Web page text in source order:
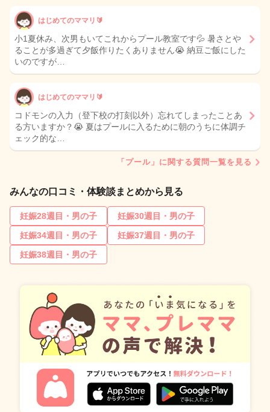
はじめてのママリ🔰
小1夏休み、次男もいてこれからプール教室です💦 暑さとや
ることが多過ぎて夕飯作りたくありません😭 納豆ご飯にした
いのですが…
はじめてのママリ🔰
コドモンの入力（登下校の打刻以外）忘れてしまったことあ
る方いますか？😭 夏はプールに入るために朝のうちに体調チ
ェック的な…
「プール」に関する質問一覧を見る
みんなの口コミ・体験談まとめから見る
妊娠28週目・男の子
妊娠30週目・男の子
妊娠34週目・男の子
妊娠37週目・男の子
妊娠38週目・男の子